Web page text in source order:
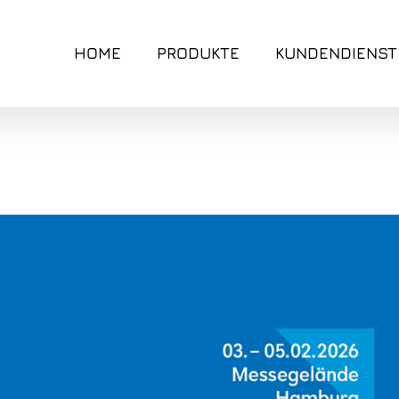
HOME PRODUKTE KUNDENDIENST